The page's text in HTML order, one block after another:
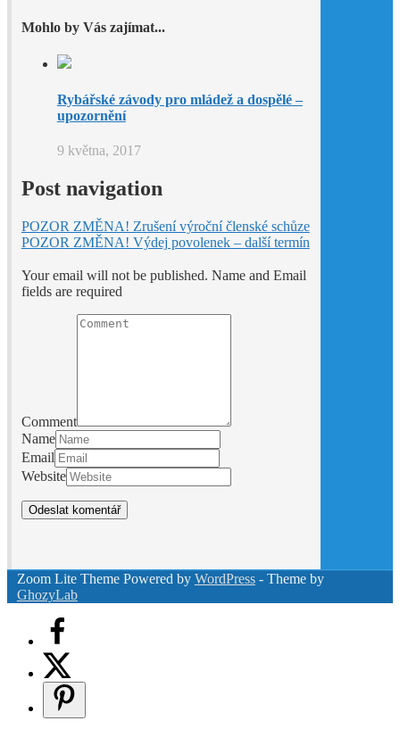
Mohlo by Vás zajímat...
Rybářské závody pro mládež a dospělé –
upozornění
9 května, 2017
Post navigation
POZOR ZMĚNA! Zrušení výroční členské schůze
POZOR ZMĚNA! Výdej povolenek – další termín
Your email will not be published. Name and Email
fields are required
Comment
Name
Email
Website
Zoom Lite Theme Powered by WordPress- Theme by
GhozyLab